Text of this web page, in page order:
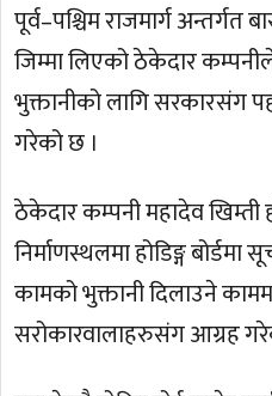
पूर्व–पश्चिम राजमार्ग अन्तर्गत
जिम्मा लिएको ठेकेदार
भुक्तानीको लागि सरकारसंग
गरेको छ ।
ठेकेदार कम्पनी महादेव खिम्ती
निर्माणस्थलमा होडिङ्ग
कामको भुक्तानी दिलाउने
सरोकारवालाहरुसंग आग्रह